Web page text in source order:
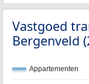
Vastgoed
Bergenveld
Appartementen